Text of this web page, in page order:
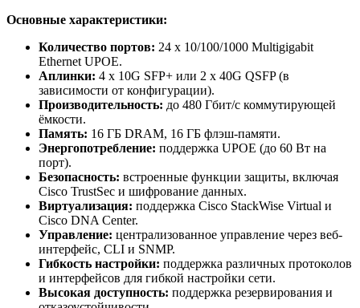
Основные характеристики:
Количество портов: 24 x 10/100/1000 Multigigabit
Ethernet UPOE.
Аплинки: 4 x 10G SFP+ или 2 x 40G QSFP (в
зависимости от конфигурации).
Производительность: до 480 Гбит/с коммутирующей
ёмкости.
Память: 16 ГБ DRAM, 16 ГБ флэш-памяти.
Энергопотребление: поддержка UPOE (до 60 Вт на
порт).
Безопасность: встроенные функции защиты, включая
Cisco TrustSec и шифрование данных.
Виртуализация: поддержка Cisco StackWise Virtual и
Cisco DNA Center.
Управление: централизованное управление через веб-
интерфейс, CLI и SNMP.
Гибкость настройки: поддержка различных протоколов
и интерфейсов для гибкой настройки сети.
Высокая доступность: поддержка резервирования и